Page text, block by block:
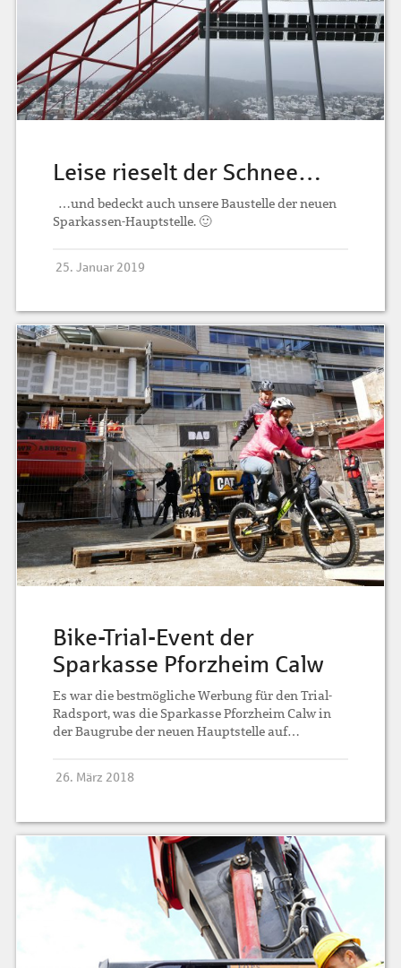
Leise rieselt der Schnee…
…und bedeckt auch unsere Baustelle der neuen
Sparkassen-Hauptstelle. 🙂
25. Januar 2019
Bike-Trial-Event der
Sparkasse Pforzheim Calw
Es war die bestmögliche Werbung für den Trial-
Radsport, was die Sparkasse Pforzheim Calw in
der Baugrube der neuen Hauptstelle auf…
26. März 2018